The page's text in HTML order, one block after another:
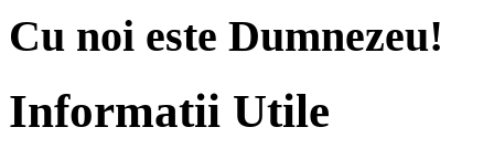
Cu noi este Dumnezeu!
Informatii Utile